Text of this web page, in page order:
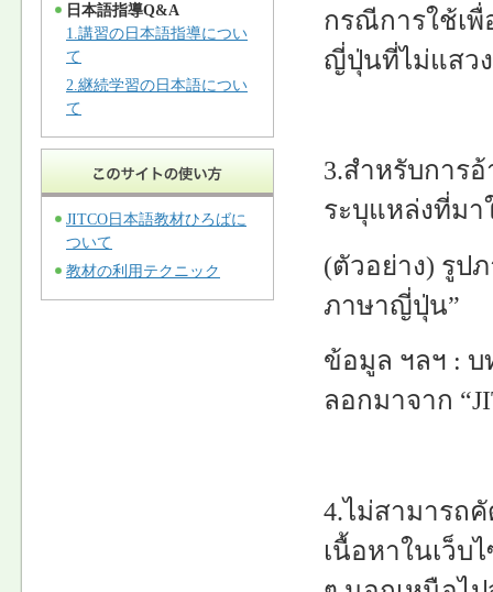
日本語指導Q&A
1.講習の日本語指導につい
て
2.継続学習の日本語につい
て
JITCO日本語教材ひろばに
ついて
教材の利用テクニック
กรณีการใช้เ
ญี่ปุ่นที่ไม่แสว
3.สำหรับการ
ระบุแหล่งที่ม
(ตัวอย่าง) รูป
ภาษาญี่ปุ่น”
ข้อมูล ฯลฯ :
ลอกมาจาก
4.ไม่สามารถ
เนื้อหาในเว็บ